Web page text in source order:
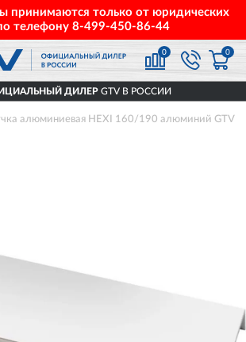
принимаются только от юридических
телефону 8-499-450-86-44
0 0
ДИЛЕР GTV В РОССИИ
алюминиевая HEXI 160/190 алюминий GTV